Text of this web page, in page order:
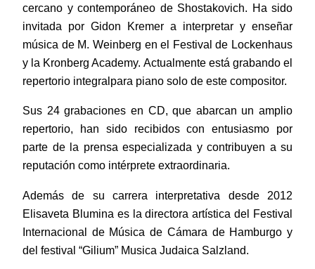
cercano y contemporáneo de Shostakovich. Ha sido
invitada por Gidon Kremer a interpretar y enseñar
música de M. Weinberg en el Festival de Lockenhaus
y la Kronberg Academy. Actualmente está grabando el
repertorio integralpara piano solo de este compositor.
Sus 24 grabaciones en CD, que abarcan un amplio
repertorio, han sido recibidos con entusiasmo por
parte de la prensa especializada y contribuyen a su
reputación como intérprete extraordinaria.
Además de su carrera interpretativa desde 2012
Elisaveta Blumina es la directora artística del Festival
Internacional de Música de Cámara de Hamburgo y
del festival “Gilium” Musica Judaica Salzland.